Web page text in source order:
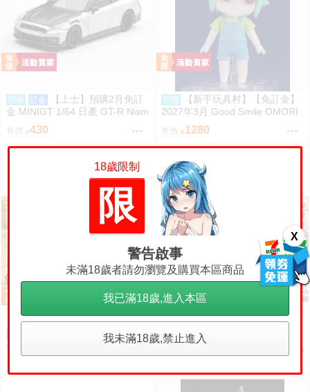
X
預購 訂金
【上士】預購2月免訂
金 MINIGT 1/64 日產 GT-R Nism
o 2024 銀 左駕 39678 0809
售價 430
預購
【新手玩具村】【免訂金】
2027年3月 Good Smile OMORI
Basil 黏土人 再販
售價 1280
【高雄冠軍】27年3月預購
代理 MH 海賊王 喵賊王 我是要成
為海賊王的喵! 中盒8入 再版 免訂
金0813
預購
【高雄冠軍】27年2月預購
代理 MH 火影忍者 喵影忍者 疾風
傳 師弟・絆篇 中盒8入 再版 免訂
金0813
18歲限制
限
警告啟事
未滿18歲者請勿瀏覽及購買本區商品
我已滿18歲,進入本區
我未滿18歲,禁止進入